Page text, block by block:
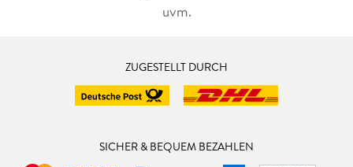
uvm.
ZUGESTELLT DURCH
SICHER & BEQUEM BEZAHLEN